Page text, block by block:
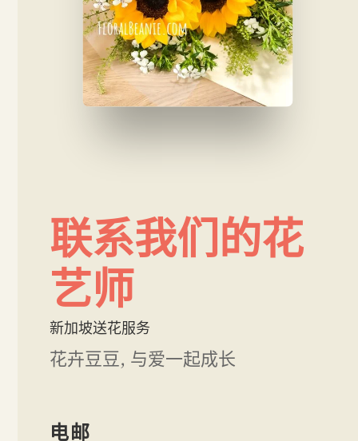
联系我们的花
艺师
新加坡送花服务
花卉豆豆, 与爱一起成长
电邮